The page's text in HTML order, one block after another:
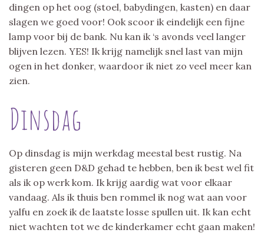
dingen op het oog (stoel, babydingen, kasten) en daar
slagen we goed voor! Ook scoor ik eindelijk een fijne
lamp voor bij de bank. Nu kan ik ‘s avonds veel langer
blijven lezen. YES! Ik krijg namelijk snel last van mijn
ogen in het donker, waardoor ik niet zo veel meer kan
zien.
Dinsdag
Op dinsdag is mijn werkdag meestal best rustig. Na
gisteren geen D&D gehad te hebben, ben ik best wel fit
als ik op werk kom. Ik krijg aardig wat voor elkaar
vandaag. Als ik thuis ben rommel ik nog wat aan voor
yalfu en zoek ik de laatste losse spullen uit. Ik kan echt
niet wachten tot we de kinderkamer echt gaan maken!